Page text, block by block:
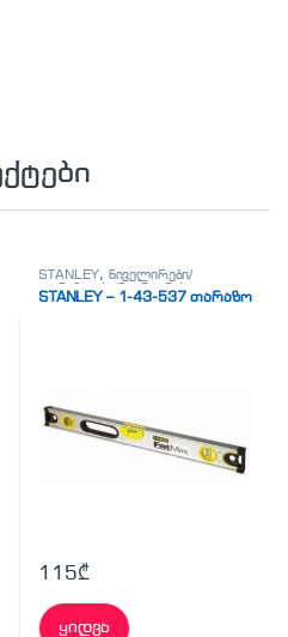
STANLEY, ნიველირები/
თარაზოები/მეტრიანები
STANLEY – 1-43-537 თარაზო
115₾
ყიდვა